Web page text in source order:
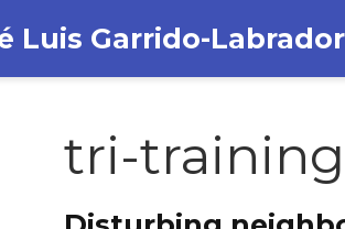
Luis Garrido-Labrador
tri-training